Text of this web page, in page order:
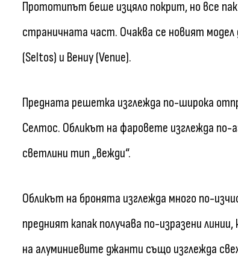
Прототипът беше изцяло покрит, но все
страничната част. Очаква се новият
(Seltos) и Вениу (Venue).
Предната решетка изглежда по-широка
Селтос. Обликът на фаровете изглежда по-
светлини тип „вежди“.
Обликът на бронята изглежда много по-
предният капак получава по-изразени
на алуминиевите джанти също изглежда